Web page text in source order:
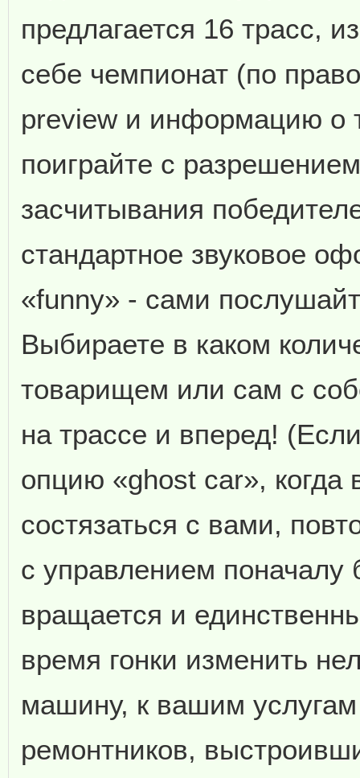
предлагается 16 трасс,
себе чемпионат (по
preview и информацию о
поиграйте с
засчитывания
стандартное звуковое
«funny» - сами
Выбираете в каком
товарищем или сам с
на трассе и вперед!
опцию «ghost car», когда
состязаться с вами,
с управлением поначалу
вращается и
время гонки изменить
машину, к вашим услугам
ремонтников,